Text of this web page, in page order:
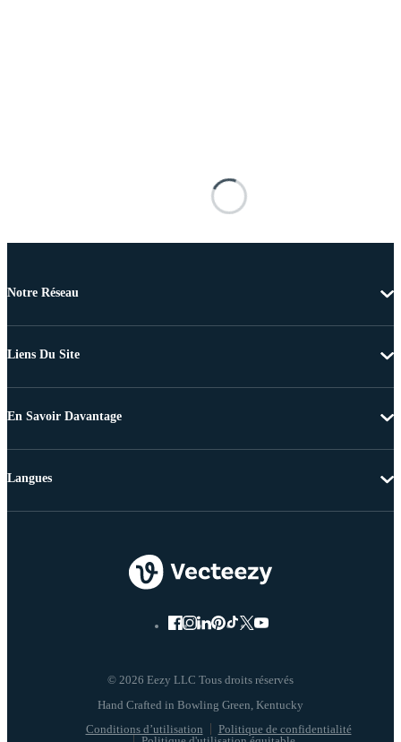
Notre Réseau
Liens Du Site
En Savoir Davantage
© 2026 Eezy LLC Tous droits réservés
Conditions d’utilisation
Politique de confidentialité
Langues